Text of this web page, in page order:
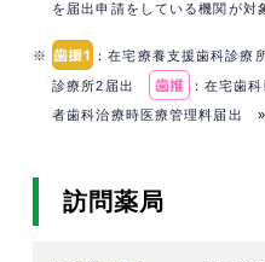
を届出申請をしている機関が対
※ ：在宅療養支援歯科診
診療所2届出 ：在宅歯
者歯科治療時医療管理料届出
訪問薬局